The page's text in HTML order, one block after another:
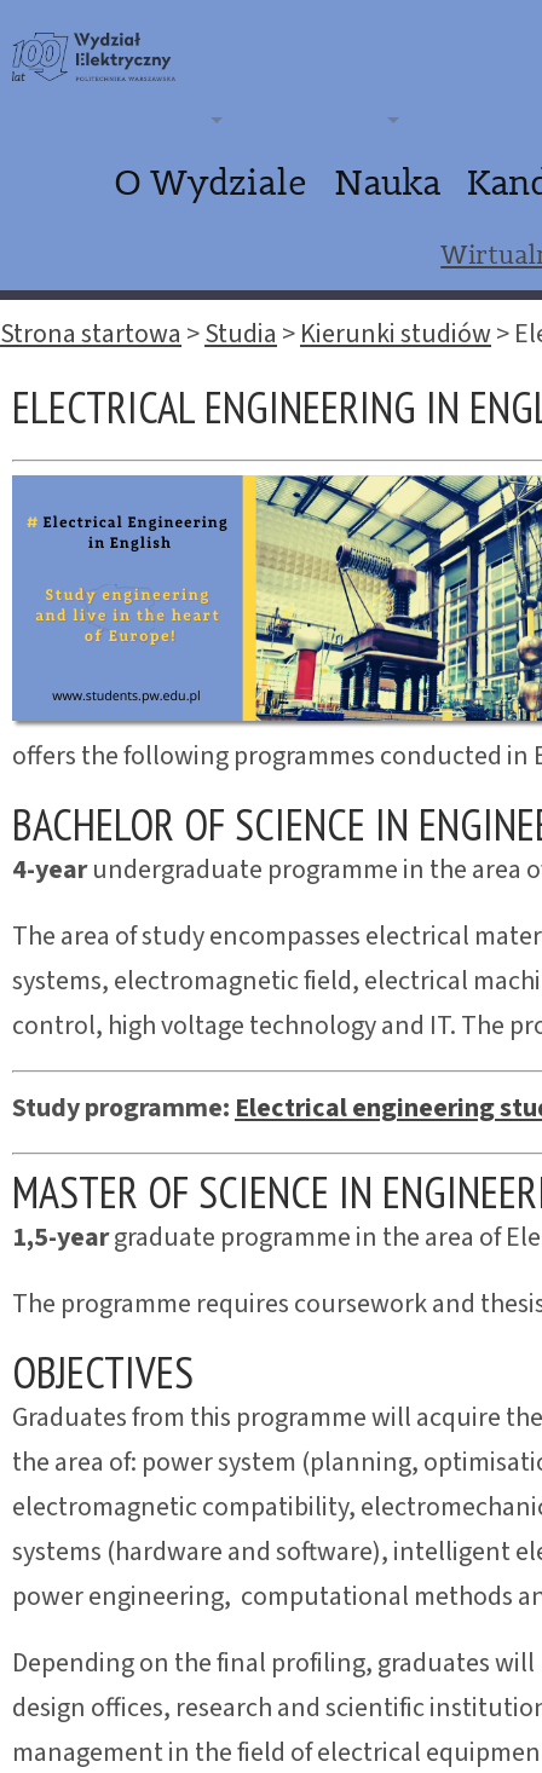
O Wydziale Nauka
Strona startowa >Studia >Kierunki studiów>
ELECTRICAL ENGINEERING IN
offers the following programmes conducted in
BACHELOR OF SCIENCE IN
4-yearundergraduate programme in the area
The area of study encompasses electrical
systems, electromagnetic field, electrical
control, high voltage technology and IT. The
Study programme: Electrical engineering
MASTER OF SCIENCE IN
1,5-yeargraduate programme in the area of
The programme requires coursework and
OBJECTIVES
Graduates from this programme will acquire
the area of: power system (planning,
electromagnetic compatibility,
systems (hardware and software), intelligent
power engineering, computational methods
Depending on the final profiling, graduates
design offices, research and scientific
management in the field of electrical